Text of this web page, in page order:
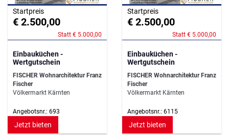
Startpreis
€ 2.500,00
Statt € 5.000,00
Einbauküchen -
Wertgutschein
FISCHER Wohnarchitektur Franz
Fischer
Völkermarkt Kärnten
Angebotsnr.: 693
Jetzt bieten
Startpreis
€ 2.500,00
Statt € 5.000,00
Einbauküchen -
Wertgutschein
FISCHER Wohnarchitektur Franz
Fischer
Völkermarkt Kärnten
Angebotsnr.: 6115
Jetzt bieten